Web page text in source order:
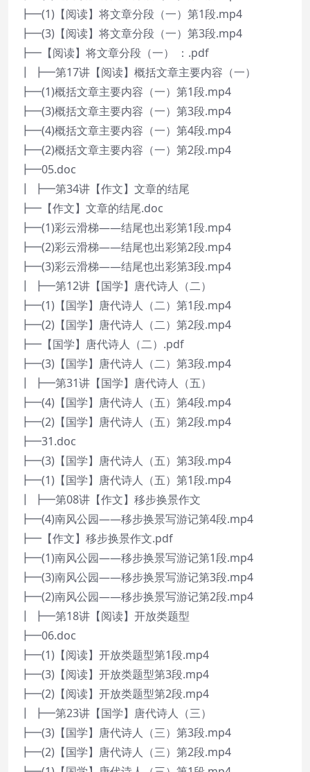
┣━(1)【阅读】将文章分段（一）第1段.mp4
┣━(3)【阅读】将文章分段（一）第3段.mp4
┣━【阅读】将文章分段（一） ：.pdf
┃ ┣━第17讲【阅读】概括文章主要内容（一）
┣━(1)概括文章主要内容（一）第1段.mp4
┣━(3)概括文章主要内容（一）第3段.mp4
┣━(4)概括文章主要内容（一）第4段.mp4
┣━(2)概括文章主要内容（一）第2段.mp4
┣━05.doc
┃ ┣━第34讲【作文】文章的结尾
┣━【作文】文章的结尾.doc
┣━(1)彩云滑梯——结尾也出彩第1段.mp4
┣━(2)彩云滑梯——结尾也出彩第2段.mp4
┣━(3)彩云滑梯——结尾也出彩第3段.mp4
┃ ┣━第12讲【国学】唐代诗人（二）
┣━(1)【国学】唐代诗人（二）第1段.mp4
┣━(2)【国学】唐代诗人（二）第2段.mp4
┣━【国学】唐代诗人（二）.pdf
┣━(3)【国学】唐代诗人（二）第3段.mp4
┃ ┣━第31讲【国学】唐代诗人（五）
┣━(4)【国学】唐代诗人（五）第4段.mp4
┣━(2)【国学】唐代诗人（五）第2段.mp4
┣━31.doc
┣━(3)【国学】唐代诗人（五）第3段.mp4
┣━(1)【国学】唐代诗人（五）第1段.mp4
┃ ┣━第08讲【作文】移步换景作文
┣━(4)南风公园——移步换景写游记第4段.mp4
┣━【作文】移步换景作文.pdf
┣━(1)南风公园——移步换景写游记第1段.mp4
┣━(3)南风公园——移步换景写游记第3段.mp4
┣━(2)南风公园——移步换景写游记第2段.mp4
┃ ┣━第18讲【阅读】开放类题型
┣━06.doc
┣━(1)【阅读】开放类题型第1段.mp4
┣━(3)【阅读】开放类题型第3段.mp4
┣━(2)【阅读】开放类题型第2段.mp4
┃ ┣━第23讲【国学】唐代诗人（三）
┣━(3)【国学】唐代诗人（三）第3段.mp4
┣━(2)【国学】唐代诗人（三）第2段.mp4